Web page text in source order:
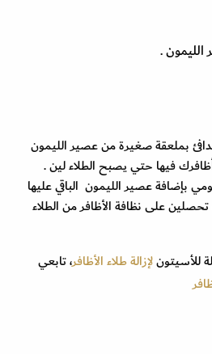
بملعقة صغيرة من عصير الليمون
فيها حتي يصبح الطلاء لين .
بإضافة عصير الليمون الباقي عليها
على نظافة الأظافر من الطلاء
للأسيتونلإزالة طلاء الأظافر، تابعي